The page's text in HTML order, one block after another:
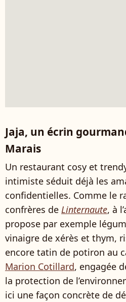
Jaja, un écrin
Marais
Un restaurant cosy et
intimiste séduit déjà les
confidentielles. Comme le
confrères de Linternaute, à
propose par exemple
vinaigre de xérès et thym,
encore tatin de potiron au
Marion Cotillard, engagée
la protection de
ici une façon concrète de